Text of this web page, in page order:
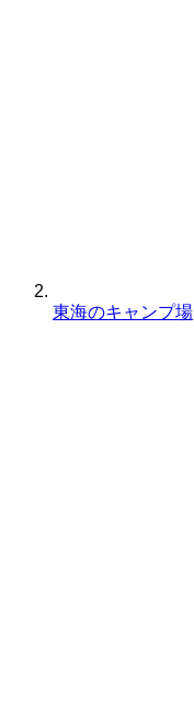
東海のキャンプ場